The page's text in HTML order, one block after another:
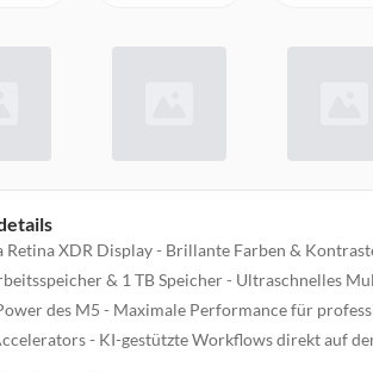
Retina XDR Display - Brillante Farben &
& 1 TB Speicher - Ultraschnelles
des M5 - Maximale Performance für
- KI-gestützte Workflows direkt auf